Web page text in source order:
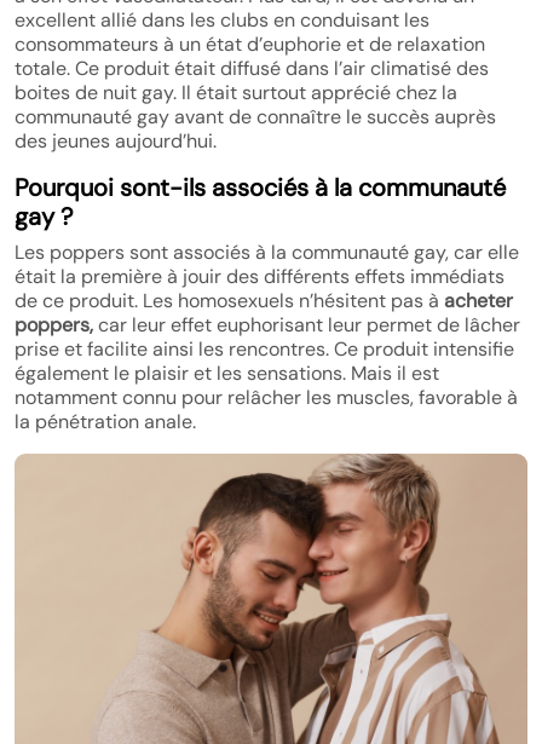
excellent allié dans les clubs en conduisant les
consommateurs à un état d’euphorie et de relaxation
totale. Ce produit était diffusé dans l’air climatisé des
boites de nuit gay. Il était surtout apprécié chez la
communauté gay avant de connaître le succès auprès
des jeunes aujourd’hui.
Pourquoi sont-ils associés à la communauté
gay ?
Les poppers sont associés à la communauté gay, car elle
était la première à jouir des différents effets immédiats
de ce produit. Les homosexuels n’hésitent pas à acheter
poppers,car leur effet euphorisant leur permet de lâcher
prise et facilite ainsi les rencontres. Ce produit intensifie
également le plaisir et les sensations. Mais il est
notamment connu pour relâcher les muscles, favorable à
la pénétration anale.